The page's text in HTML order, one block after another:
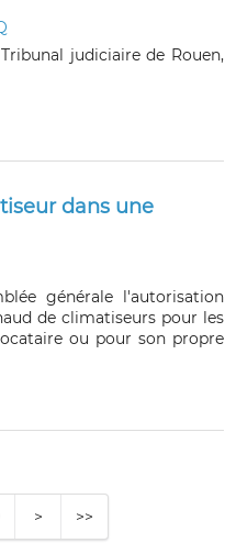
judiciaire de Rouen,
dans une
générale l'autorisation
de climatiseurs pour les
ou pour son propre
> >>